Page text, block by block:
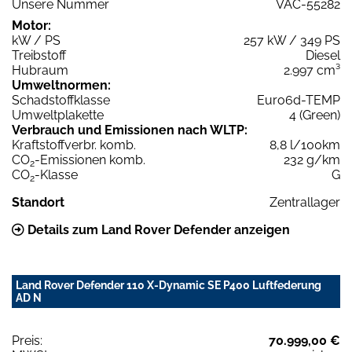
Unsere Nummer
VAC-55282
Motor:
kW / PS
257 kW / 349 PS
Treibstoff
Diesel
Hubraum
2.997 cm³
Umweltnormen:
Schadstoffklasse
Euro6d-TEMP
Umweltplakette
4 (Green)
Verbrauch und Emissionen nach WLTP:
Kraftstoffverbr. komb.
8,8 l/100km
CO2-Emissionen komb.
232 g/km
CO2-Klasse
G
Standort
Zentrallager
Details zum Land Rover Defender anzeigen
Land Rover Defender 110 X-Dynamic SE P400 Luftfederung
AD N
Preis:
70.999,00 €